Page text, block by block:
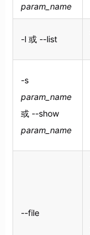
param_name
-l 或 --list
-s
param_name
或 --show
param_name
--file